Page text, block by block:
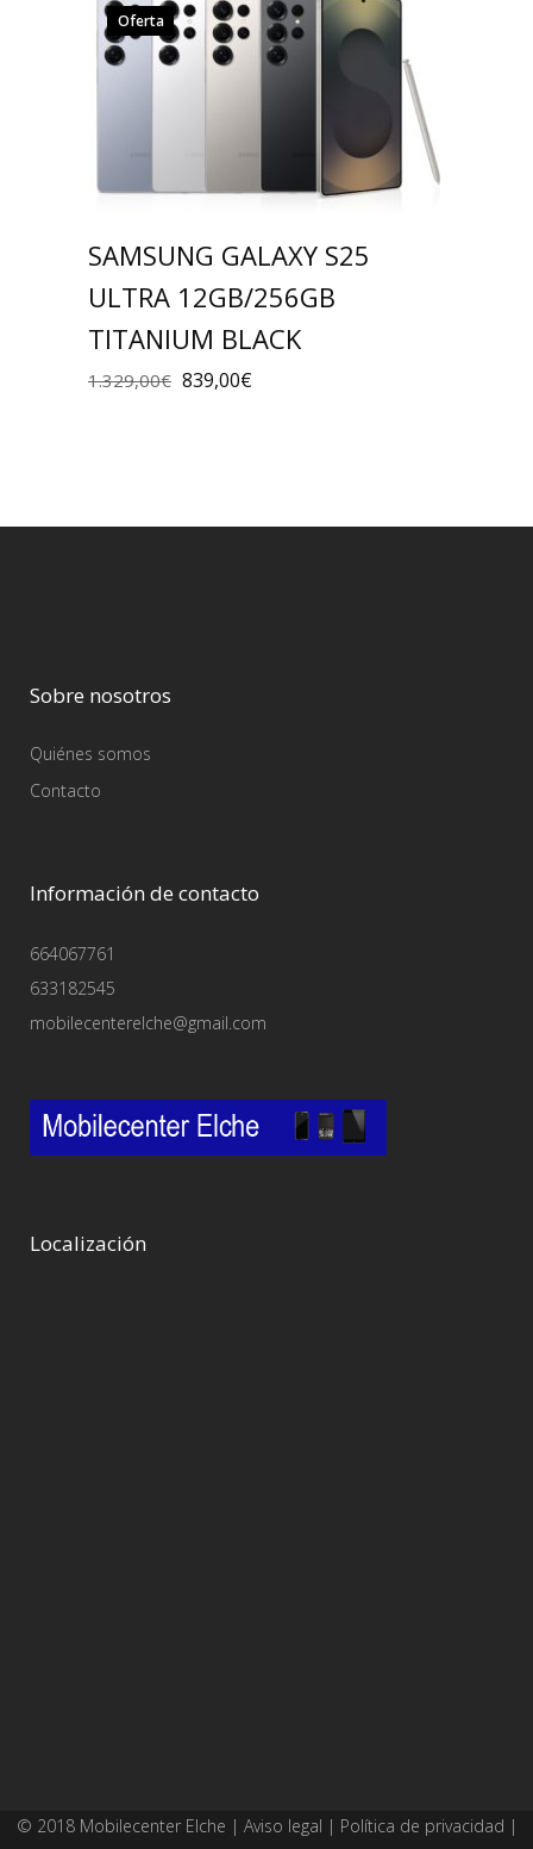
Oferta
SAMSUNG GALAXY S25
ULTRA 12GB/256GB
TITANIUM BLACK
1.329,00€ 839,00€
Sobre nosotros
Quiénes somos
Contacto
Información de contacto
664067761
633182545
mobilecenterelche@gmail.com
Localización
© 2018 Mobilecenter Elche | Aviso legal | Política de privacidad |